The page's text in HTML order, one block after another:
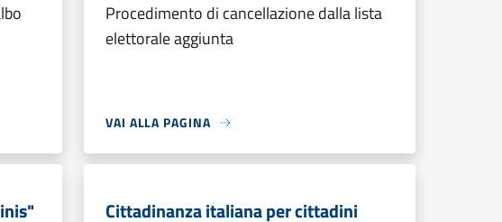
Procedimento di cancellazione dalla lista
elettorale aggiunta
VAI ALLA PAGINA
Cittadinanza italiana per cittadini